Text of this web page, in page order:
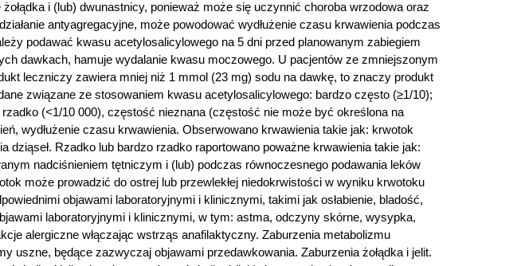
i (lub) dwunastnicy, ponieważ może się uczynnić choroba wrzodowa oraz
antyagregacyjne, może powodować wydłużenie czasu krwawienia podczas
podawać kwasu acetylosalicylowego na 5 dni przed planowanym zabiegiem
dawkach, hamuje wydalanie kwasu moczowego. U pacjentów ze zmniejszonym
leczniczy zawiera mniej niż 1 mmol (23 mg) sodu na dawkę, to znaczy produkt
związane ze stosowaniem kwasu acetylosalicylowego: bardzo często (≥1/10);
(<1/10 000), częstość nieznana (częstość nie może być określona na
wydłużenie czasu krwawienia. Obserwowano krwawienia takie jak: krwotok
Rzadko lub bardzo rzadko raportowano poważne krwawienia takie jak:
nadciśnieniem tętniczym i (lub) podczas równoczesnego podawania leków
może prowadzić do ostrej lub przewlekłej niedokrwistości w wyniku krwotoku
objawami laboratoryjnymi i klinicznymi, takimi jak osłabienie, bladość,
laboratoryjnymi i klinicznymi, w tym: astma, odczyny skórne, wysypka,
alergiczne włączając wstrząs anafilaktyczny. Zaburzenia metabolizmu
uszne, będące zazwyczaj objawami przedawkowania. Zaburzenia żołądka i jelit.